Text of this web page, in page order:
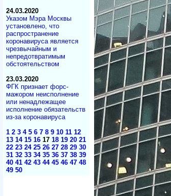
24.03.2020
Указом Мэра Москвы
установлено, что
распространение
коронавируса является
чрезвычайным и
непредотвратимым
обстоятельством
23.03.2020
ФГК признает форс-
мажором неисполнение
или ненадлежащее
исполнение обязательств
из-за коронавируса
1 2 3 4 5 6 7 8 9 10 11 12
13 14 15 16 17 18 19 20 21
22 23 24 25 26 27 28 29 30
31 32 33 34 35 36 37 38 39
40 41 42 43 44 45 46 47 48
49 50